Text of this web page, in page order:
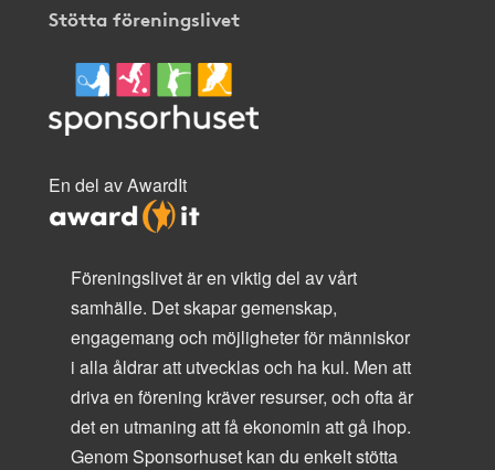
Stötta föreningslivet
En del av AwardIt
Föreningslivet är en viktig del av vårt
samhälle. Det skapar gemenskap,
engagemang och möjligheter för människor
i alla åldrar att utvecklas och ha kul. Men att
driva en förening kräver resurser, och ofta är
det en utmaning att få ekonomin att gå ihop.
Genom Sponsorhuset kan du enkelt stötta